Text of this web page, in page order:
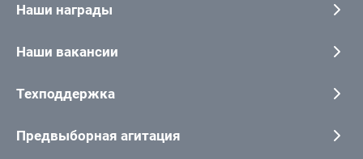
Наши награды
Наши вакансии
Техподдержка
Предвыборная агитация